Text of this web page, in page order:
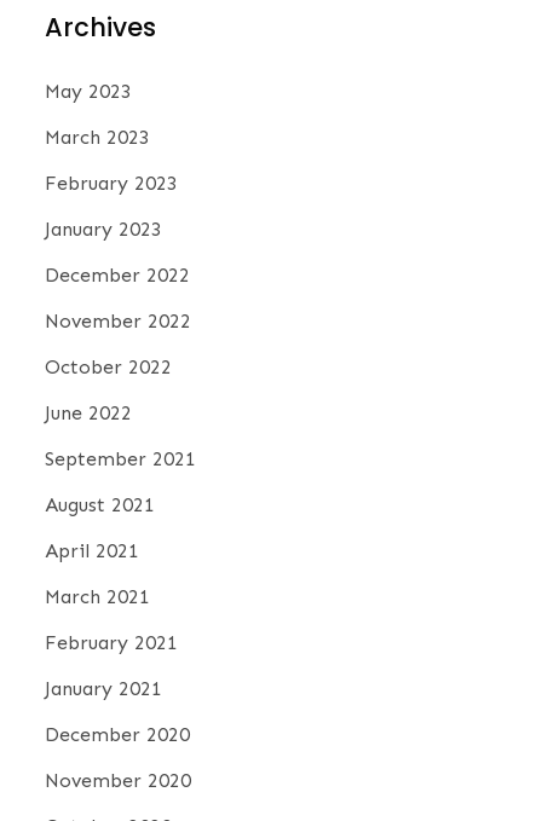
Archives
May 2023
March 2023
February 2023
January 2023
December 2022
November 2022
October 2022
June 2022
September 2021
August 2021
April 2021
March 2021
February 2021
January 2021
December 2020
November 2020